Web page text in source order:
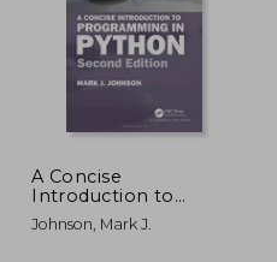
dcto.
A Concise
Introduction to
Programming in
Python (Chapman &
Johnson, Mark J.